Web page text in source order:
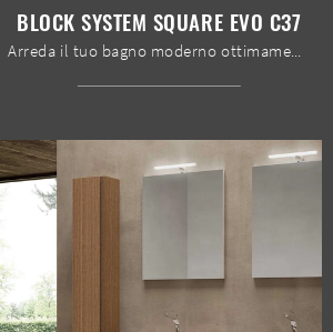
BLOCK SYSTEM SQUARE EVO C37
Arreda il tuo bagno moderno ottimamente con Block System Square Evo C37, mobili bagno sospesi e accessori in laccato opaco di Baxar.